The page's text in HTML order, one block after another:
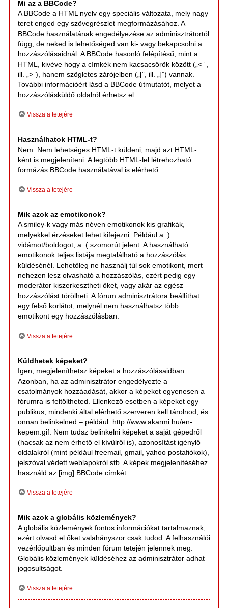
Mi az a BBCode?
A BBCode a HTML nyelv egy speciális változata, mely nagy
teret enged egy szövegrészlet megformázásához. A
BBCode használatának engedélyezése az adminisztrátortól
függ, de neked is lehetőséged van ki- vagy bekapcsolni a
hozzászólásaidnál. A BBCode hasonló felépítésű, mint a
HTML, kivéve hogy a címkék nem kacsacsőrök között („<” ,
ill. „>”), hanem szögletes zárójelben („[”, ill. „]”) vannak.
További információért lásd a BBCode útmutatót, melyet a
hozzászólásküldő oldalról érhetsz el.
Vissza a tetejére
Használhatok HTML-t?
Nem. Nem lehetséges HTML-t küldeni, majd azt HTML-
ként is megjeleníteni. A legtöbb HTML-lel létrehozható
formázás BBCode használatával is elérhető.
Vissza a tetejére
Mik azok az emotikonok?
A smiley-k vagy más néven emotikonok kis grafikák,
melyekkel érzéseket lehet kifejezni. Például a :)
vidámot/boldogot, a :( szomorút jelent. A használható
emotikonok teljes listája megtalálható a hozzászólás
küldésénél. Lehetőleg ne használj túl sok emotikont, mert
nehezen lesz olvasható a hozzászólás, ezért pedig egy
moderátor kiszerkesztheti őket, vagy akár az egész
hozzászólást törölheti. A fórum adminisztrátora beállíthat
egy felső korlátot, melynél nem használhatsz több
emotikont egy hozzászólásban.
Vissza a tetejére
Küldhetek képeket?
Igen, megjeleníthetsz képeket a hozzászólásaidban.
Azonban, ha az adminisztrátor engedélyezte a
csatolmányok hozzáadását, akkor a képeket egyenesen a
fórumra is feltöltheted. Ellenkező esetben a képeket egy
publikus, mindenki által elérhető szerveren kell tárolnod, és
onnan belinkelned – például: http://www.akarmi.hu/en-
kepem.gif. Nem tudsz belinkelni képeket a saját gépedről
(hacsak az nem érhető el kívülről is), azonosítást igénylő
oldalakról (mint például freemail, gmail, yahoo postafiókok),
jelszóval védett weblapokról stb. A képek megjelenítéséhez
használd az [img] BBCode címkét.
Vissza a tetejére
Mik azok a globális közlemények?
A globális közlemények fontos információkat tartalmaznak,
ezért olvasd el őket valahányszor csak tudod. A felhasználói
vezérlőpultban és minden fórum tetején jelennek meg.
Globális közlemények küldéséhez az adminisztrátor adhat
jogosultságot.
Vissza a tetejére